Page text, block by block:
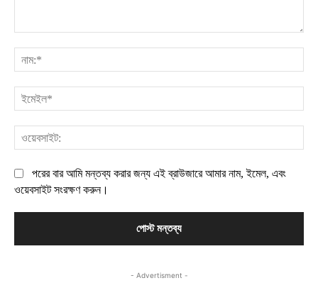
পরের বার আমি মন্তব্য করার জন্য এই ব্রাউজারে আমার নাম, ইমেল, এবং
ওয়েবসাইট সংরক্ষণ করুন।
- Advertisment -